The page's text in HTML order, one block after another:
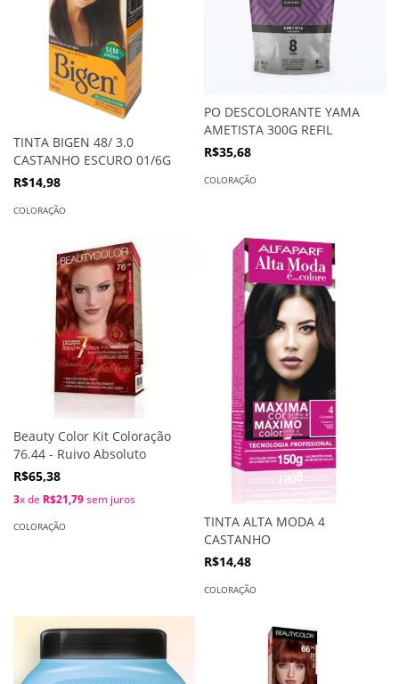
TINTA BIGEN 48/ 3.0
CASTANHO ESCURO 01/6G
R$14,98
COLORAÇÃO
PO DESCOLORANTE YAMA
AMETISTA 300G REFIL
R$35,68
COLORAÇÃO
Beauty Color Kit Coloração
76.44 - Ruivo Absoluto
R$65,38
3x de R$21,79sem juros
COLORAÇÃO
TINTA ALTA MODA 4
CASTANHO
R$14,48
COLORAÇÃO